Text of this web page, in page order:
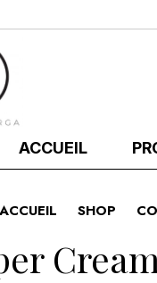
ACCUEIL
ACCUEIL SHOP